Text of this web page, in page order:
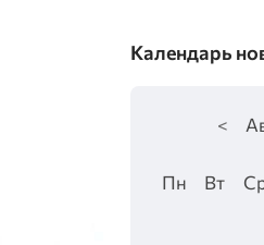
Календарь
<
Пн Вт